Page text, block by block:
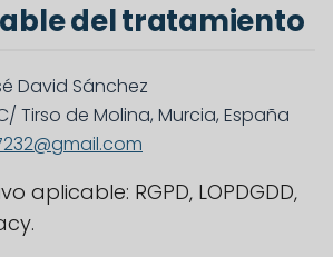
del tratamiento
David Sánchez
Tirso de Molina, Murcia, España
aplicable: RGPD, LOPDGDD,